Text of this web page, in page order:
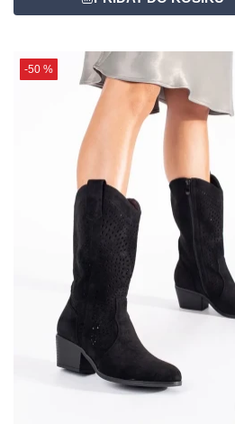
-50 %